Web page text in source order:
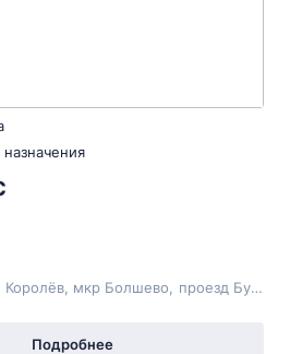
Королёв , мкр Болшево, проезд Бурковский
Подробнее